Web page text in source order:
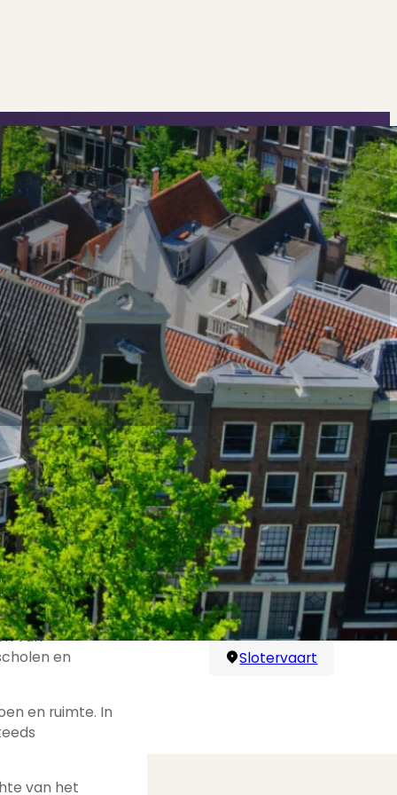
van
en
en ruimte. In
van het
Bekijk ook...
Nieuw Sloten
Sloterdijk
Slotervaart